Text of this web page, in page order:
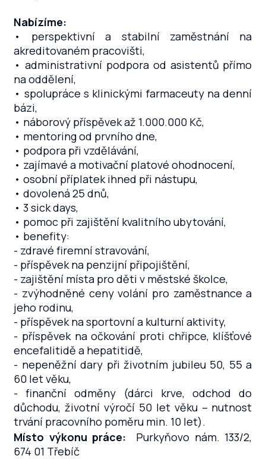
Nabízíme:
• perspektivní a stabilní zaměstnání na
akreditovaném pracovišti,
• administrativní podpora od asistentů přímo
na oddělení,
• spolupráce s klinickými farmaceuty na denní
bázi,
• náborový příspěvek až 1.000.000 Kč,
• mentoring od prvního dne,
• podpora při vzdělávání,
• zajímavé a motivační platové ohodnocení,
• osobní příplatek ihned při nástupu,
• dovolená 25 dnů,
• 3 sick days,
• pomoc při zajištění kvalitního ubytování,
• benefity:
- zdravé firemní stravování,
- příspěvek na penzijní připojištění,
- zajištění místa pro děti v městské školce,
- zvýhodněné ceny volání pro zaměstnance a
jeho rodinu,
- příspěvek na sportovní a kulturní aktivity,
- příspěvek na očkování proti chřipce, klíšťové
encefalitidě a hepatitidě,
- nepeněžní dary při životním jubileu 50, 55 a
60 let věku,
- finanční odměny (dárci krve, odchod do
důchodu, životní výročí 50 let věku – nutnost
trvání pracovního poměru min. 10 let).
Místo výkonu práce: Purkyňovo nám. 133/2,
674 01 Třebíč